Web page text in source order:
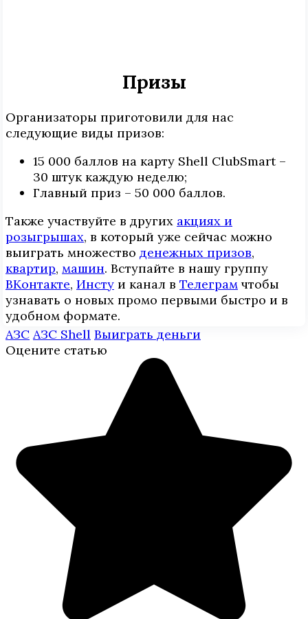
Призы
Организаторы приготовили для нас
следующие виды призов:
15 000 баллов на карту Shell ClubSmart –
30 штук каждую неделю;
Главный приз – 50 000 баллов.
Также участвуйте в других акциях и
розыгрышах, в который уже сейчас можно
выиграть множество денежных призов,
квартир, машин. Вступайте в нашу группу
ВКонтакте, Инcтy и канал в Телеграм чтобы
узнавать о новых промо первыми быстро и в
удобном формате.
АЗС АЗС Shell Выиграть деньги
Оцените статью